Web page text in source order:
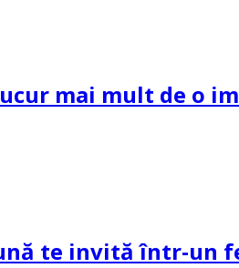
mai mult de o
te invită într-un